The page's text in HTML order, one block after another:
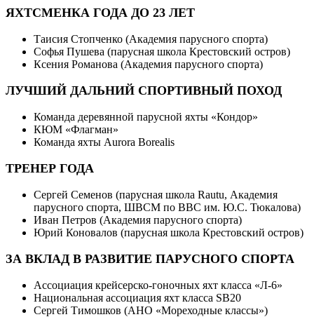
ЯХТСМЕНКА ГОДА ДО 23 ЛЕТ
Таисия Стопченко (Академия парусного спорта)
Софья Пушева (парусная школа Крестовский остров)
Ксения Романова (Академия парусного спорта)
ЛУЧШИЙ ДАЛЬНИЙ СПОРТИВНЫЙ ПОХОД
Команда деревянной парусной яхты «Кондор»
КЮМ «Флагман»
Команда яхты Aurora Borealis
ТРЕНЕР ГОДА
Сергей Семенов (парусная школа Rautu, Академия
парусного спорта, ШВСМ по ВВС им. Ю.С. Тюкалова)
Иван Петров (Академия парусного спорта)
Юрий Коновалов (парусная школа Крестовский остров)
ЗА ВКЛАД В РАЗВИТИЕ ПАРУСНОГО СПОРТА
Ассоциация крейсерско-гоночных яхт класса «Л-6»
Национальная ассоциация яхт класса SB20
Сергей Тимошков (АНО «Мореходные классы»)